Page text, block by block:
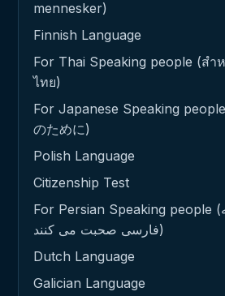
mennesker)
Finnish Language
For Thai Speaking people (ส
ไทย)
For Japanese Speaking
のために)
Polish Language
Citizenship Test
For Persian Speaking people (برای افرادی که
فارسی صحبت می کنند)
Dutch Language
Galician Language